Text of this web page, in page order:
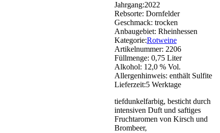
Jahrgang:2022
Rebsorte: Dornfelder
Geschmack: trocken
Anbaugebiet: Rheinhessen
Kategorie:Rotweine
Artikelnummer: 2206
Füllmenge: 0,75 Liter
Alkohol: 12,0 % Vol.
Allergenhinweis: enthält Sulfite
Lieferzeit:5 Werktage
tiefdunkelfarbig, besticht durch
intensiven Duft und saftiges
Fruchtaromen von Kirsch und
Brombeer,